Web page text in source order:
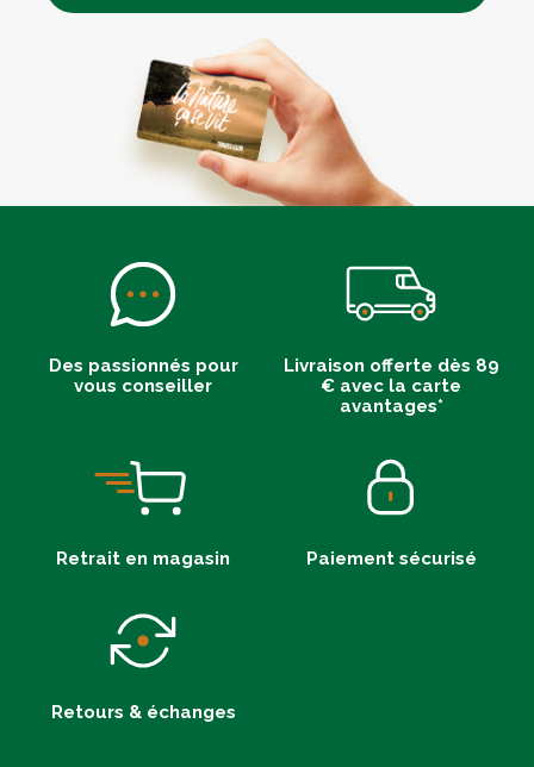
Des passionnés pour
vous conseiller
Livraison offerte dès 89
€ avec la carte
avantages*
Retrait en magasin Paiement sécurisé
Retours & échanges